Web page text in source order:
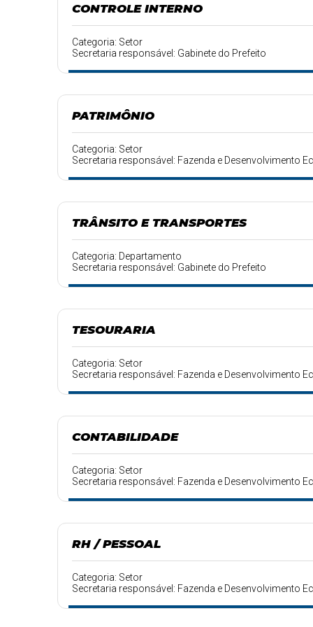
CONTROLE INTERNO
Categoria: Setor
Secretaria responsável: Gabinete do Prefeito
PATRIMÔNIO
Categoria: Setor
Secretaria responsável: Fazenda e Desenvolvimento
TRÂNSITO E TRANSPORTES
Categoria: Departamento
Secretaria responsável: Gabinete do Prefeito
TESOURARIA
Categoria: Setor
Secretaria responsável: Fazenda e Desenvolvimento
CONTABILIDADE
Categoria: Setor
Secretaria responsável: Fazenda e Desenvolvimento
RH / PESSOAL
Categoria: Setor
Secretaria responsável: Fazenda e Desenvolvimento